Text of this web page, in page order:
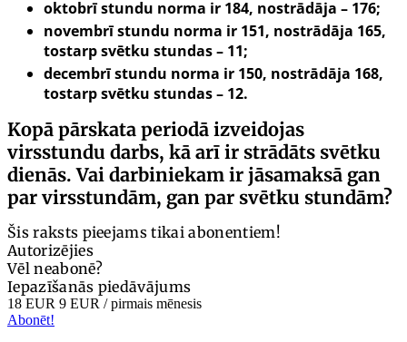
oktobrī stundu norma ir 184, nostrādāja – 176;
novembrī stundu norma ir 151, nostrādāja 165,
tostarp svētku stundas – 11;
decembrī stundu norma ir 150, nostrādāja 168,
tostarp svētku stundas – 12.
Kopā pārskata periodā izveidojas
virsstundu darbs, kā arī ir strādāts svētku
dienās. Vai darbiniekam ir jāsamaksā gan
par virsstundām, gan par svētku stundām?
Šis raksts pieejams tikai abonentiem!
Autorizējies
Vēl neabonē?
Iepazīšanās piedāvājums
18 EUR 9 EUR / pirmais mēnesis
Abonēt!